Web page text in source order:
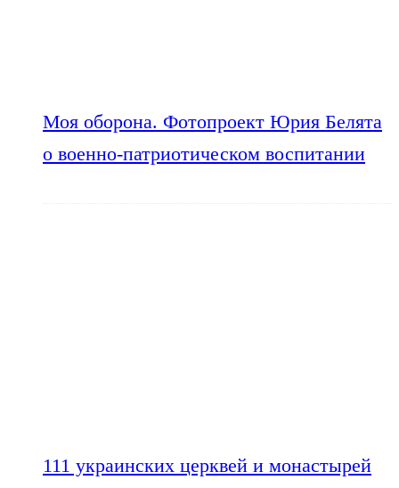
Моя оборона. Фотопроект Юрия Белята
о военно-патриотическом воспитании
111 украинских церквей и монастырей